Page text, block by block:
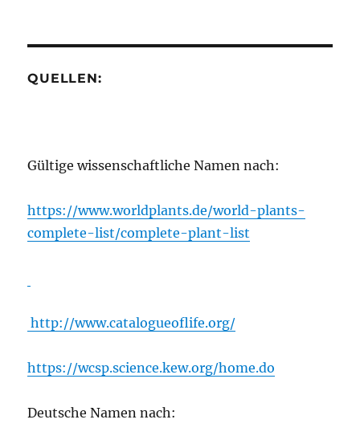
QUELLEN:
Gültige wissenschaftliche Namen nach:
https://www.worldplants.de/world-plants-
complete-list/complete-plant-list
http://www.catalogueoflife.org/
https://wcsp.science.kew.org/home.do
Deutsche Namen nach: